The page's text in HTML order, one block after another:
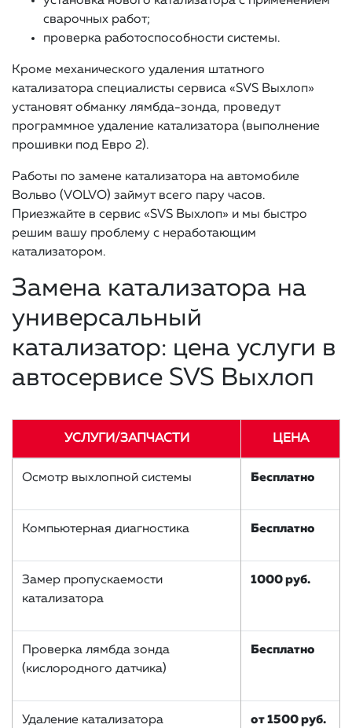
сварочных работ;
проверка работоспособности системы.
Кроме механического удаления штатного
катализатора специалисты сервиса «SVS Выхлоп»
установят обманку лямбда-зонда, проведут
программное удаление катализатора (выполнение
прошивки под Евро 2).
Работы по замене катализатора на автомобиле
Вольво (VOLVO) займут всего пару часов.
Приезжайте в сервис «SVS Выхлоп» и мы быстро
решим вашу проблему с неработающим
катализатором.
Замена катализатора на
универсальный
катализатор: цена услуги в
автосервисе SVS Выхлоп
УСЛУГИ/ЗАПЧАСТИ ЦЕНА
Осмотр выхлопной системы Бесплатно
Компьютерная диагностика Бесплатно
Замер пропускаемости
катализатора
1000 руб.
Проверка лямбда зонда
(кислородного датчика)
Бесплатно
Удаление катализатора от 1500 руб.